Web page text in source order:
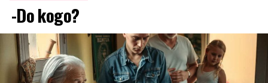
-Do kogo?